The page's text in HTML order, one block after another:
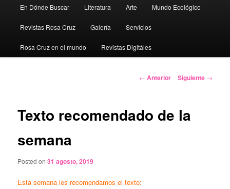
En Dónde Buscar Literatura Arte Mundo Ecológico
Revistas Rosa Cruz Galería Servicios
Rosa Cruz en el mundo Revistas Digitáles
Navegación
← Anterior Siguiente →
Texto recomendado de la
semana
Posted on31 agosto, 2019
Esta semana les recomendamos el texto: